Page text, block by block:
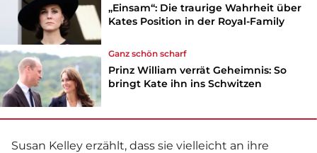
„Einsam“: Die traurige Wahrheit über
Kates Position in der Royal-Family
Ganz schön scharf
Prinz William verrät Geheimnis: So
bringt Kate ihn ins Schwitzen
Susan Kelley erzählt, dass sie vielleicht an ihre